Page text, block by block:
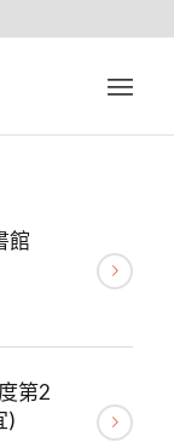
館
第2
)